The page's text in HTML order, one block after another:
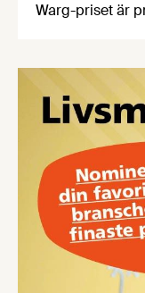
Warg-priset är
Dessutom har
söka till att bli
Frida Ronge,